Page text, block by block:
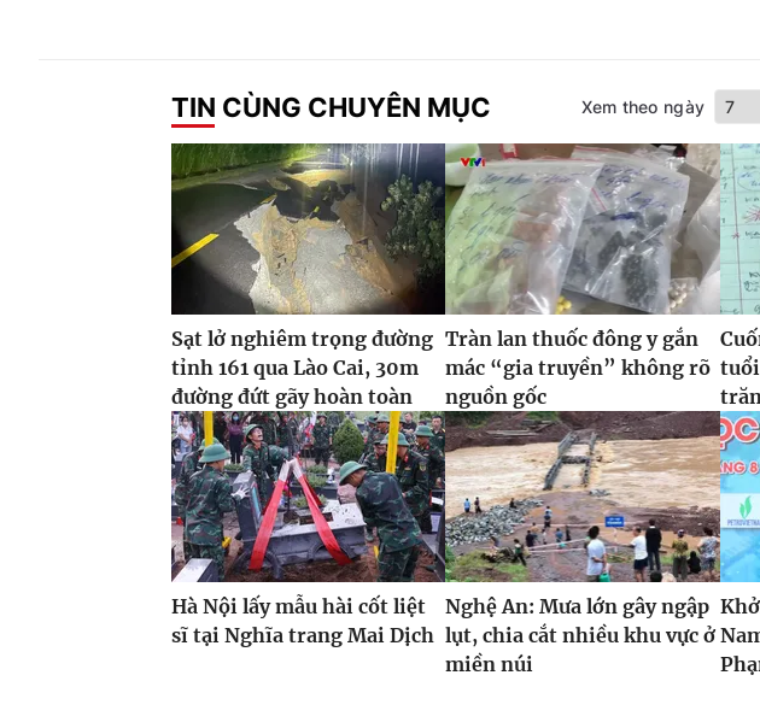
TIN CÙNG CHUYÊN MỤC Xem theo ngày
Sạt lở nghiêm trọng đường
tỉnh 161 qua Lào Cai, 30m
đường đứt gãy hoàn toàn
Tràn lan thuốc đông y gắn
mác “gia truyền” không rõ
nguồn gốc
Hà Nội lấy mẫu hài cốt liệt
sĩ tại Nghĩa trang Mai Dịch
Nghệ An: Mưa lớn gây ngập
lụt, chia cắt nhiều khu vực ở
miền núi